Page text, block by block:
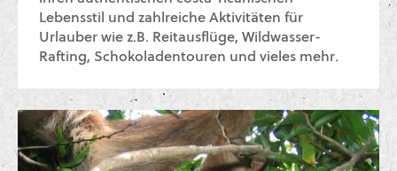
Lebensstil und zahlreiche Aktivitäten für
Urlauber wie z.B. Reitausflüge, Wildwasser-
Rafting, Schokoladentouren und vieles mehr.